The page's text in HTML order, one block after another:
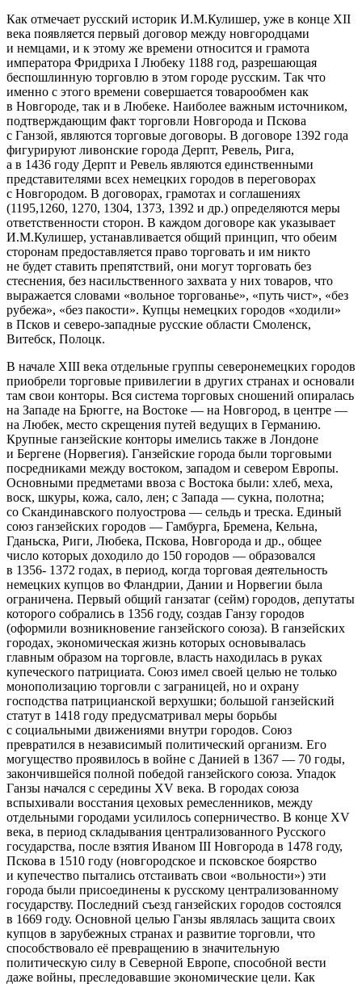
Как отмечает русский историк И.М.Кулишер, уже в конце XII
века появляется первый договор между новгородцами
и немцами, и к этому же времени относится и грамота
императора Фридриха I Любеку 1188 год, разрешающая
беспошлинную торговлю в этом городе русским. Так что
именно с этого времени совершается товарообмен как
в Новгороде, так и в Любеке. Наиболее важным источником,
подтверждающим факт торговли Новгорода и Пскова
с Ганзой, являются торговые договоры. В договоре 1392 года
фигурируют ливонские города Дерпт, Ревель, Рига,
а в 1436 году Дерпт и Ревель являются единственными
представителями всех немецких городов в переговорах
с Новгородом. В договорах, грамотах и соглашениях
(1195,1260, 1270, 1304, 1373, 1392 и др.) определяются меры
ответственности сторон. В каждом договоре как указывает
И.М.Кулишер, устанавливается общий принцип, что обеим
сторонам предоставляется право торговать и им никто
не будет ставить препятствий, они могут торговать без
стеснения, без насильственного захвата у них товаров, что
выражается словами «вольное торгованье», «путь чист», «без
рубежа», «без пакости». Купцы немецких городов «ходили»
в Псков и северо-западные русские области Смоленск,
Витебск, Полоцк.
В начале XIII века отдельные группы северонемецких городов
приобрели торговые привилегии в других странах и основали
там свои конторы. Вся система торговых сношений опиралась
на Западе на Брюгге, на Востоке — на Новгород, в центре —
на Любек, место скрещения путей ведущих в Германию.
Крупные ганзейские конторы имелись также в Лондоне
и Бергене (Норвегия). Ганзейские города были торговыми
посредниками между востоком, западом и севером Европы.
Основными предметами ввоза с Востока были: хлеб, меха,
воск, шкуры, кожа, сало, лен; с Запада — сукна, полотна;
со Скандинавского полуострова — сельдь и треска. Единый
союз ганзейских городов — Гамбурга, Бремена, Кельна,
Гданьска, Риги, Любека, Пскова, Новгорода и др., общее
число которых доходило до 150 городов — образовался
в 1356- 1372 годах, в период, когда торговая деятельность
немецких купцов во Фландрии, Дании и Норвегии была
ограничена. Первый общий ганзатаг (сейм) городов, депутаты
которого собрались в 1356 году, создав Ганзу городов
(оформили возникновение ганзейского союза). В ганзейских
городах, экономическая жизнь которых основывалась
главным образом на торговле, власть находилась в руках
купеческого патрициата. Союз имел своей целью не только
монополизацию торговли с заграницей, но и охрану
господства патрицианской верхушки; большой ганзейский
статут в 1418 году предусматривал меры борьбы
с социальными движениями внутри городов. Союз
превратился в независимый политический организм. Его
могущество проявилось в войне с Данией в 1367 — 70 годы,
закончившейся полной победой ганзейского союза. Упадок
Ганзы начался с середины XV века. В городах союза
вспыхивали восстания цеховых ремесленников, между
отдельными городами усилилось соперничество. В конце XV
века, в период складывания централизованного Русского
государства, после взятия Иваном III Новгорода в 1478 году,
Пскова в 1510 году (новгородское и псковское боярство
и купечество пытались отстаивать свои «вольности») эти
города были присоединены к русскому централизованному
государству. Последний съезд ганзейских городов состоялся
в 1669 году. Основной целью Ганзы являлась защита своих
купцов в зарубежных странах и развитие торговли, что
способствовало её превращению в значительную
политическую силу в Северной Европе, способной вести
даже войны, преследовавшие экономические цели. Как